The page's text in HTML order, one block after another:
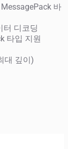
바
터 디코딩
타입 지원
대 깊이)